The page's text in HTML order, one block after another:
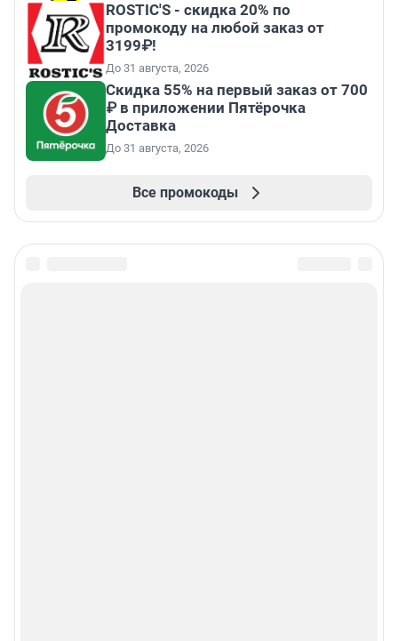
ROSTIC'S - скидка 20% по
промокоду на любой заказ от
3199₽!
До 31 августа, 2026
Скидка 55% на первый заказ от 700
₽ в приложении Пятёрочка
Доставка
До 31 августа, 2026
Все промокоды